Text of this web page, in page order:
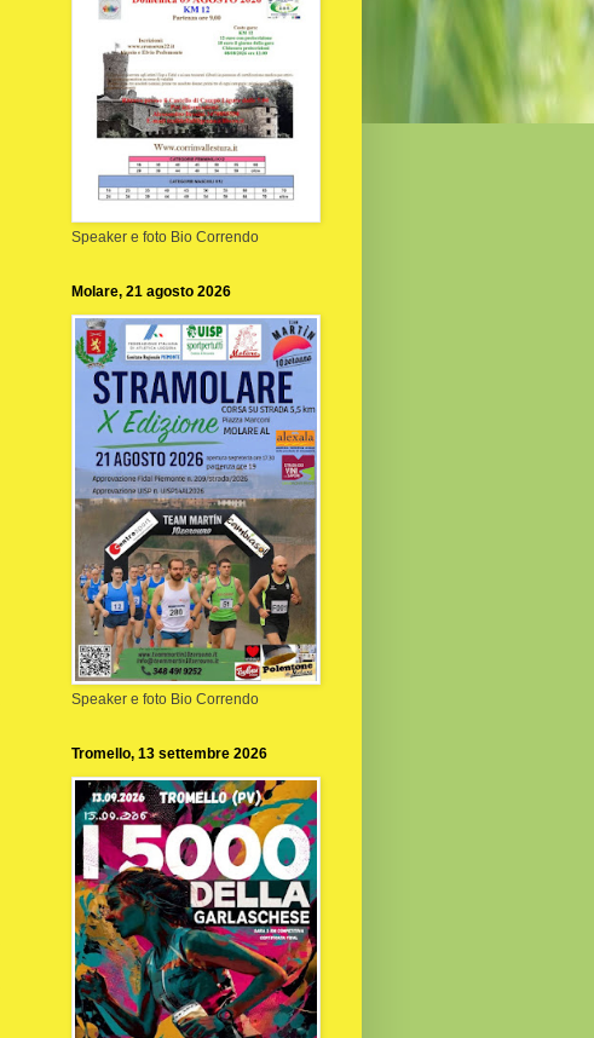
Speaker e foto Bio Correndo
Molare, 21 agosto 2026
Speaker e foto Bio Correndo
Tromello, 13 settembre 2026